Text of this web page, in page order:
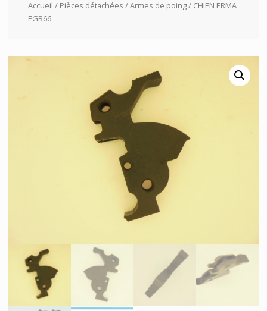
Accueil / Pièces détachées /Armes de poing/ CHIEN ERMA
EGR66